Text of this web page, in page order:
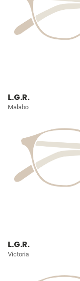
L.G.R.
Malabo
L.G.R.
Victoria